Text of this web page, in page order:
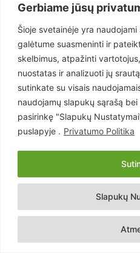
Gerbiame jūsų
Šioje svetainėje yra
galėtume suasmeninti ir
skelbimus, atpažinti
nuostatas ir analizuoti jų
sutinkate su visais
naudojamų slapukų sąrašą
pasirinkę "Slapukų
puslapyje . Privatumo Politika
Slapukų
Teisėsauga
Aktualu
Lietuva
Pasaulis
Статьи на русском
Articles in english
Copyright © 2026 UAB
Kontaktai Prenumerata Privatumo